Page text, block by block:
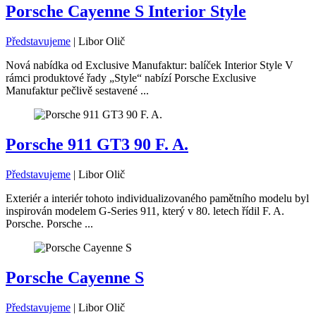
Porsche Cayenne S Interior Style
Představujeme | Libor Olič
Nová nabídka od Exclusive Manufaktur: balíček Interior Style V
rámci produktové řady „Style“ nabízí Porsche Exclusive
Manufaktur pečlivě sestavené ...
Porsche 911 GT3 90 F. A.
Představujeme | Libor Olič
Exteriér a interiér tohoto individualizovaného pamětního modelu byl
inspirován modelem G-Series 911, který v 80. letech řídil F. A.
Porsche. Porsche ...
Porsche Cayenne S
Představujeme | Libor Olič